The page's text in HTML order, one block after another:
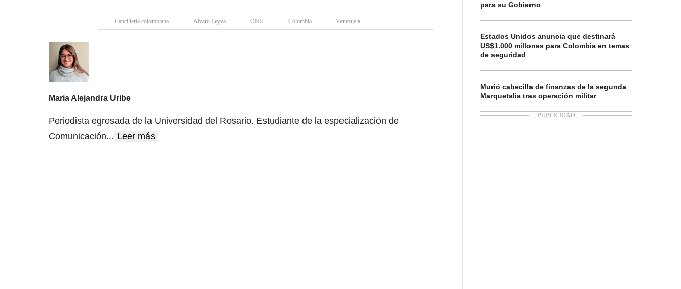
Cancillería colombiana Alvaro Leyva ONU Colombia Venezuela
Maria Alejandra Uribe
Periodista egresada de la Universidad del Rosario. Estudiante de la especialización de
Comunicación... Leer más
para su Gobierno
Estados Unidos anuncia que destinará
US$1.000 millones para Colombia en temas
de seguridad
Murió cabecilla de finanzas de la segunda
Marquetalia tras operación militar